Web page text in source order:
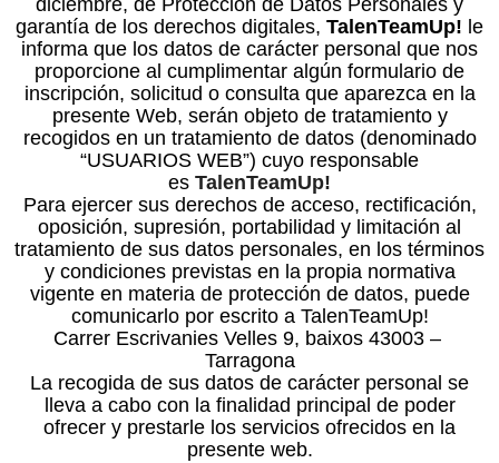
diciembre, de Protección de Datos Personales y
garantía de los derechos digitales, TalenTeamUp! le
informa que los datos de carácter personal que nos
proporcione al cumplimentar algún formulario de
inscripción, solicitud o consulta que aparezca en la
presente Web, serán objeto de tratamiento y
recogidos en un tratamiento de datos (denominado
“USUARIOS WEB”) cuyo responsable
es TalenTeamUp!
Para ejercer sus derechos de acceso, rectificación,
oposición, supresión, portabilidad y limitación al
tratamiento de sus datos personales, en los términos
y condiciones previstas en la propia normativa
vigente en materia de protección de datos, puede
comunicarlo por escrito a TalenTeamUp!
Carrer Escrivanies Velles 9, baixos 43003 –
Tarragona
La recogida de sus datos de carácter personal se
lleva a cabo con la finalidad principal de poder
ofrecer y prestarle los servicios ofrecidos en la
presente web.